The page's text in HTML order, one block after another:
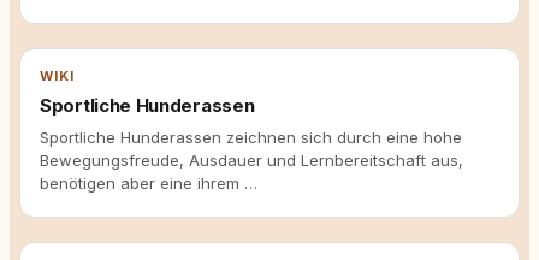
WIKI
Sportliche Hunderassen
Sportliche Hunderassen zeichnen sich durch eine hohe
Bewegungsfreude, Ausdauer und Lernbereitschaft aus,
benötigen aber eine ihrem …